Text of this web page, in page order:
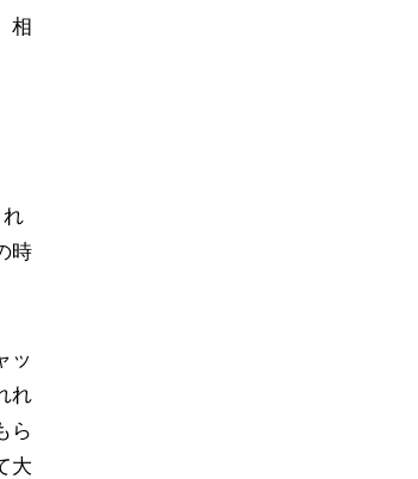
相
時
ッ
れ
ら
大